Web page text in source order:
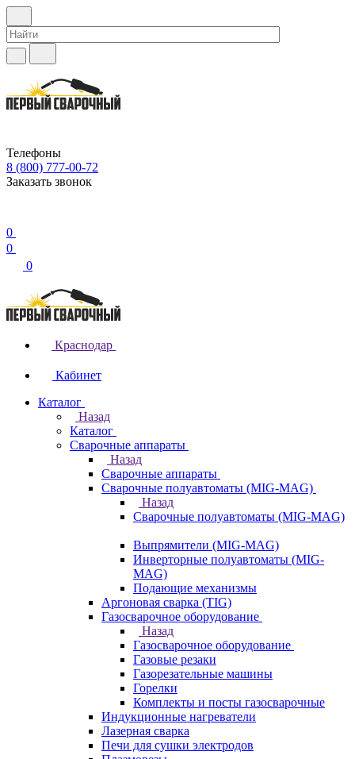
Телефоны
8 (800) 777-00-72
Заказать звонок
0
0
0
Краснодар
Кабинет
Каталог
Назад
Каталог
Сварочные аппараты
Назад
Сварочные аппараты
Сварочные полуавтоматы (MIG-MAG)
Назад
Сварочные полуавтоматы (MIG-MAG)
Выпрямители (MIG-MAG)
Инверторные полуавтоматы (MIG-
MAG)
Подающие механизмы
Аргоновая сварка (TIG)
Газосварочное оборудование
Назад
Газосварочное оборудование
Газовые резаки
Газорезательные машины
Горелки
Комплекты и посты газосварочные
Индукционные нагреватели
Лазерная сварка
Печи для сушки электродов